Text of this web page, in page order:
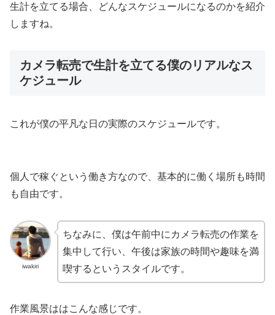
生計を立てる場合、どんなスケジュールになるのかを紹介
しますね。
カメラ転売で生計を立てる僕のリアルなス
ケジュール
これが僕の平凡な日の実際のスケジュールです。
個人で稼ぐという働き方なので、基本的に働く場所も時間
も自由です。
iwakiri
ちなみに、僕は午前中にカメラ転売の作業を
集中して行い、午後は家族の時間や趣味を満
喫するというスタイルです。
作業風景ははこんな感じです。